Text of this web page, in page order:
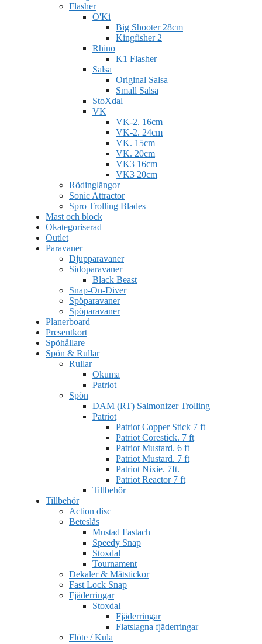
Flasher
O'Ki
Big Shooter 28cm
Kingfisher 2
Rhino
K1 Flasher
Salsa
Original Salsa
Small Salsa
StoXdal
VK
VK-2. 16cm
VK-2. 24cm
VK. 15cm
VK. 20cm
VK3 16cm
VK3 20cm
Rödinglängor
Sonic Attractor
Spro Trolling Blades
Mast och block
Okategoriserad
Outlet
Paravaner
Djupparavaner
Sidoparavaner
Black Beast
Snap-On-Diver
Spöparavaner
Spöparavaner
Planerboard
Presentkort
Spöhållare
Spön & Rullar
Rullar
Okuma
Patriot
Spön
DAM (RT) Salmonizer Trolling
Patriot
Patriot Copper Stick 7 ft
Patriot Corestick. 7 ft
Patriot Mustard. 6 ft
Patriot Mustard. 7 ft
Patriot Nixie. 7ft.
Patriot Reactor 7 ft
Tillbehör
Tillbehör
Action disc
Beteslås
Mustad Fastach
Speedy Snap
Stoxdal
Tournament
Dekaler & Mätstickor
Fast Lock Snap
Fjäderringar
Stoxdal
Fjäderringar
Flatslagna fjäderringar
Flöte / Kula